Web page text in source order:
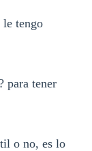
le tengo
para tener
o no, es lo